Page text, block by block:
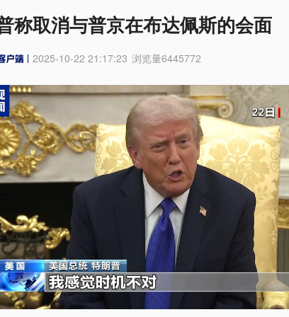
称取消与普京在布达佩斯的会面
2025-10-22 21:17:23 浏览量6445772